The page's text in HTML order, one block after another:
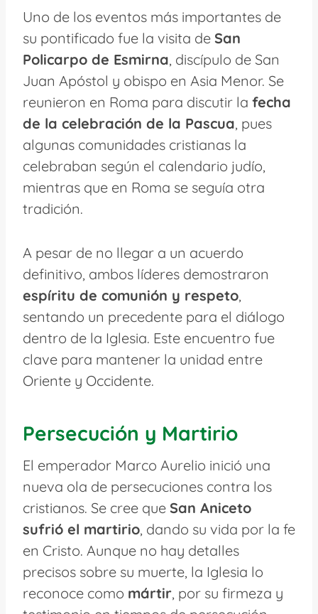
Uno de los eventos más importantes de
su pontificado fue la visita de San
Policarpo de Esmirna, discípulo de San
Juan Apóstol y obispo en Asia Menor. Se
reunieron en Roma para discutir la fecha
de la celebración de la Pascua, pues
algunas comunidades cristianas la
celebraban según el calendario judío,
mientras que en Roma se seguía otra
tradición.
A pesar de no llegar a un acuerdo
definitivo, ambos líderes demostraron
espíritu de comunión y respeto,
sentando un precedente para el diálogo
dentro de la Iglesia. Este encuentro fue
clave para mantener la unidad entre
Oriente y Occidente.
Persecución y Martirio
El emperador Marco Aurelio inició una
nueva ola de persecuciones contra los
cristianos. Se cree que San Aniceto
sufrió el martirio, dando su vida por la fe
en Cristo. Aunque no hay detalles
precisos sobre su muerte, la Iglesia lo
reconoce como mártir, por su firmeza y